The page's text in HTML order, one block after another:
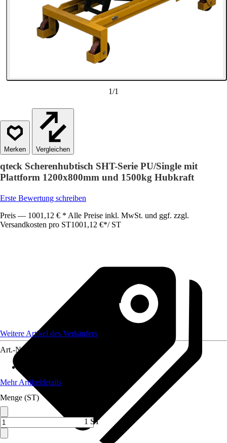
1/1
Vergleichen
qteck Scherenhubtisch SHT-Serie PU/Single mit
Plattform 1200x800mm und 1500kg Hubkraft
Erste Bewertung schreiben
Preis — 1001,12 € * Alle Preise inkl. MwSt. und ggf. zzgl.
Versandkosten pro ST1001,12 €*/ ST
Weitere Artikel des Verkäufers
Art.-Nr.
Mehr Artikeldetails
Menge (ST)
1 ST